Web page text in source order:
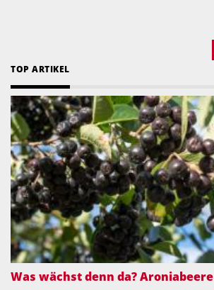
TOP ARTIKEL
Was wächst denn da? Aroniabeere